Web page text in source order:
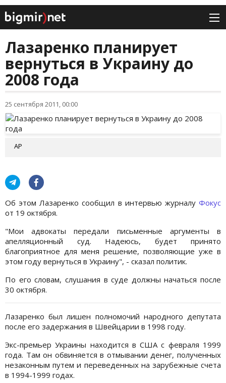
Лазаренко планирует
вернуться в Украину до
2008 года
25 сентября 2011, 00:00
AP
Об этом Лазаренко сообщил в интервью журналу Фокус
от 19 октября.
"Мои адвокаты передали письменные аргументы в
апелляционный суд. Надеюсь, будет принято
благоприятное для меня решение, позволяющие уже в
этом году вернуться в Украину", - сказал политик.
По его словам, слушания в суде должны начаться после
30 октября.
Лазаренко был лишен полномочий народного депутата
после его задержания в Швейцарии в 1998 году.
Экс-премьер Украины находится в США с февраля 1999
года. Там он обвиняется в отмывании денег, полученных
незаконным путем и переведенных на зарубежные счета
в 1994-1999 годах.